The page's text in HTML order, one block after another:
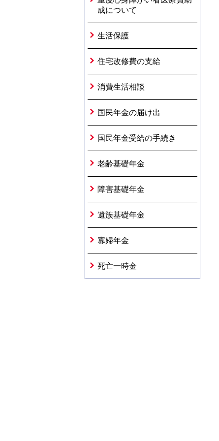
成について
生活保護
住宅改修費の支給
消費生活相談
国民年金の届け出
国民年金受給の手続き
老齢基礎年金
障害基礎年金
遺族基礎年金
寡婦年金
死亡一時金